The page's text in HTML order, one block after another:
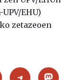
EHU)
zetazeoen